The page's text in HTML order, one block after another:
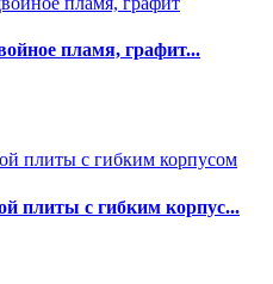
пламя, графит...
плиты с гибким корпус...